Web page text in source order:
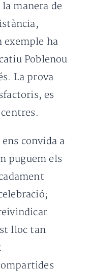
manera de
ha
Poblenou
La prova
es
ens convida a
puguem els
lloc tan